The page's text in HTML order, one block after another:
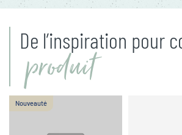
De l’inspiration pour
produit
Nouveauté